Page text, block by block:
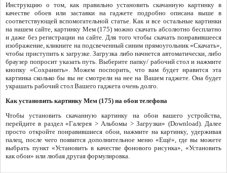
Инструкцию о том, как правильно установить скачанную картинку в
качестве обоев или заставки на гаджете подробно описана выше в
соответствующей вспомогательной статье. Как и все остальные картинки
на нашем сайте, картинку Мем (175) можно скачать абсолютно бесплатно
и даже без регистрации на сайте. Для того чтобы скачать понравившееся
изображение, кликните на подсвеченный синим прямоугольник «Скачать»,
чтобы приступить к загрузке. Загрузка либо начнется автоматически, либо
браузер попросит указать путь. Выберите папку/ рабочий стол и нажмите
кнопку «Сохранить». Можем поспорить, что вам будет нравится эта
картинка сколько бы вы не смотрели на нее на Вашем гаджете. Она будет
украшать рабочий стол Вашего гаджета очень долго.
Как установить картинку Мем (175) на обои телефона
Чтобы установить скачанную картинку на обои вашего устройства,
перейдите в раздел «Галерея > Альбомы > Загрузки» (Download). Далее
просто откройте понравившиеся обои, нажмите на картинку, удерживая
палец, после чего появится дополнительное меню «Ещё», где вы можете
выбрать пункт «Установить в качестве фонового рисунка», «Установить
как обои» или любая другая формулировка.